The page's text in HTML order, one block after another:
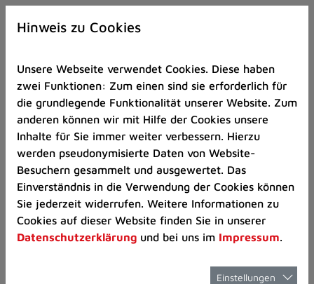
Zur
Startseite
Zum
Seitenanfang
springen
(Schnelltaste
A)
Zur
Navigation/Menü
springen
(Schnelltaste
M)
Zur
Planen und Bauen Stadtentwicklung
Kommunale
Wärmeplanung
Hinweis zu Cookies
Unsere Webseite verwendet Cookies. Diese haben
zwei Funktionen: Zum einen sind sie erforderlich für
die grundlegende Funktionalität unserer Website. Zum
anderen können wir mit Hilfe der Cookies unsere
Inhalte für Sie immer weiter verbessern. Hierzu
werden pseudonymisierte Daten von Website-
Besuchern gesammelt und ausgewertet. Das
Einverständnis in die Verwendung der Cookies können
Sie jederzeit widerrufen. Weitere Informationen zu
Cookies auf dieser Website finden Sie in unserer
Datenschutzerklärung und bei uns im Impressum.
Einstellungen